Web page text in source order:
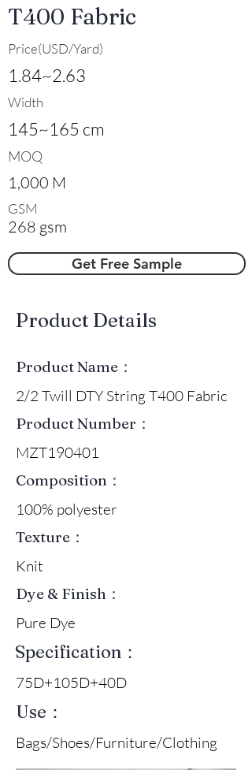
​Product Details
Product Name：
2/2 Twill DTY String T400 Fabric
Product Number：
MZT190401
Composition：
100% polyester
Texture：
Knit
Dye & Finish：
Pure Dye
Specification：
75D+105D+40D
Use：
Bags/Shoes/Furniture/Clothing
T400 Fabric
Price(USD/Yard)
1.84~2.63
Width
145~165 cm
MOQ
1,000 M
GSM
268 gsm
Get Free Sample